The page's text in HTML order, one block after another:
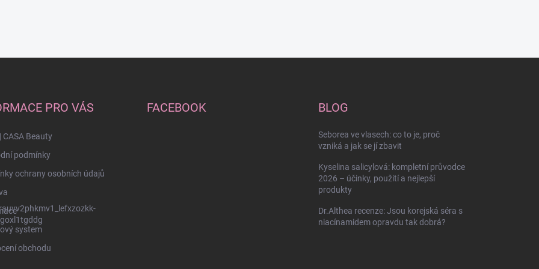
PRO VÁS
CASA Beauty
podmínky
ochrany osobních údajů
system
obchodu
FACEBOOK BLOG
Seborea ve vlasech: co to je, proč
vzniká a jak se jí zbavit
Kyselina salicylová: kompletní průvodce
2026 – účinky, použití a nejlepší
produkty
Dr.Althea recenze: Jsou korejská séra s
niacínamidem opravdu tak dobrá?